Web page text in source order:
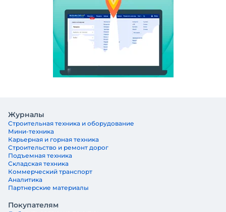
Журналы
Строительная техника и оборудование
Мини-техника
Карьерная и горная техника
Строительство и ремонт дорог
Подъемная техника
Складская техника
Коммерческий транспорт
Аналитика
Партнерские материалы
Покупателям